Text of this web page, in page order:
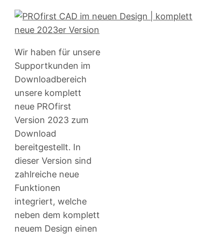
Wir haben für unsere
Supportkunden im
Downloadbereich
unsere komplett
neue PROfirst
Version 2023 zum
Download
bereitgestellt. In
dieser Version sind
zahlreiche neue
Funktionen
integriert, welche
neben dem komplett
neuem Design einen